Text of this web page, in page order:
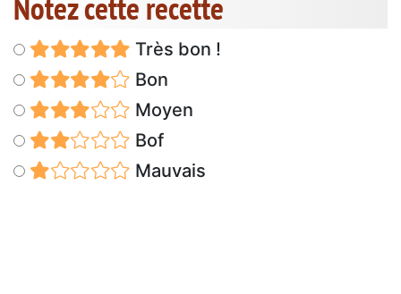
Notez cette recette
Très bon !
Bon
Moyen
Bof
Mauvais